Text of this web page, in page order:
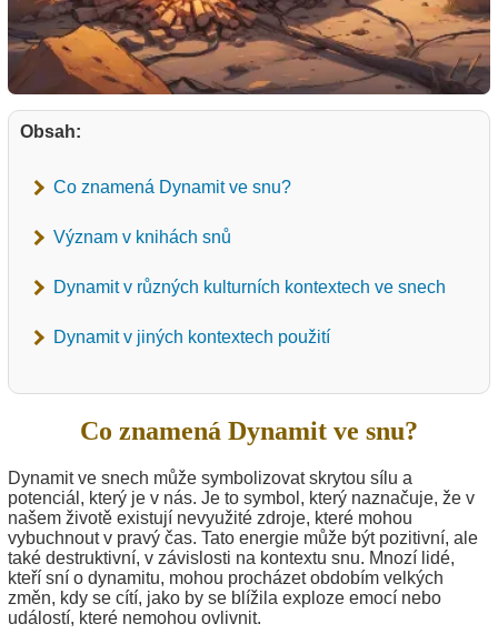
Obsah:
Co znamená Dynamit ve snu?
Význam v knihách snů
Dynamit v různých kulturních kontextech ve snech
Dynamit v jiných kontextech použití
Co znamená Dynamit ve snu?
Dynamit ve snech může symbolizovat skrytou sílu a
potenciál, který je v nás. Je to symbol, který naznačuje, že v
našem životě existují nevyužité zdroje, které mohou
vybuchnout v pravý čas. Tato energie může být pozitivní, ale
také destruktivní, v závislosti na kontextu snu. Mnozí lidé,
kteří sní o dynamitu, mohou procházet obdobím velkých
změn, kdy se cítí, jako by se blížila exploze emocí nebo
událostí, které nemohou ovlivnit.